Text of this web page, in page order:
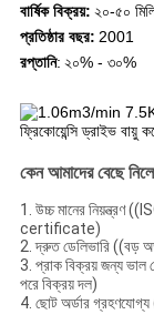
বার্ষিক বিক্রয়: ২০-৫০
প্রতিষ্ঠার বছর: 2001
রপ্তানি: ২০% - ৩০%
কেন আমাদের বেছে
1. উচ্চ মানের
certificate)
2. দ্রুত ডেলিভারি ((বড়
3. প্রাক বিক্রয় জন্য ভাল
পরে বিক্রয় দল)
4. ছোট অর্ডার